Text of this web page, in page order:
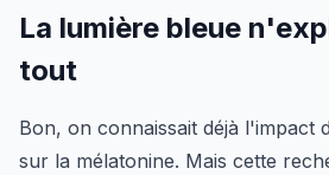
La lumière bleue
tout
Bon, on connaissait déjà l'impact
sur la mélatonine. Mais cette